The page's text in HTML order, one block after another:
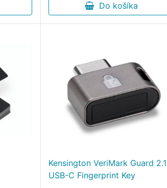
Do košíka
Kensington VeriMark Guard 2.1
USB-C Fingerprint Key